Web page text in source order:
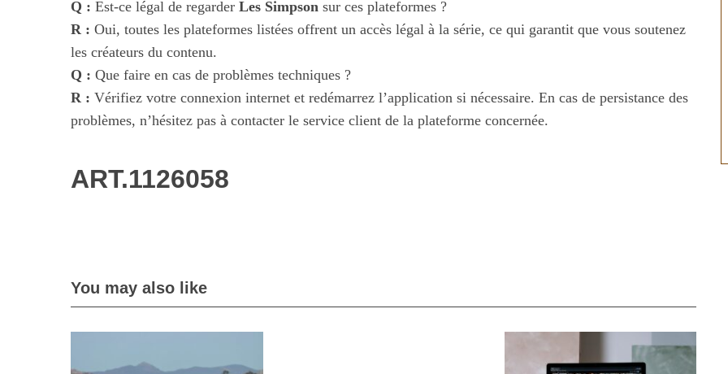
Q : Est-ce légal de regarder Les Simpson sur ces plateformes ?
R : Oui, toutes les plateformes listées offrent un accès légal à la série, ce qui garantit que vous soutenez
les créateurs du contenu.
Q : Que faire en cas de problèmes techniques ?
R : Vérifiez votre connexion internet et redémarrez l’application si nécessaire. En cas de persistance des
problèmes, n’hésitez pas à contacter le service client de la plateforme concernée.
ART.1126058
You may also like